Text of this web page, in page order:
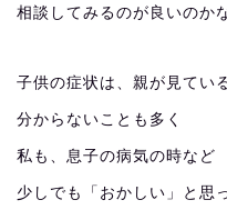
相談してみるのが良いのか
子供の症状は、親が見てい
分からないことも多く
私も、息子の病気の時など
少しでも「おかしい」と思